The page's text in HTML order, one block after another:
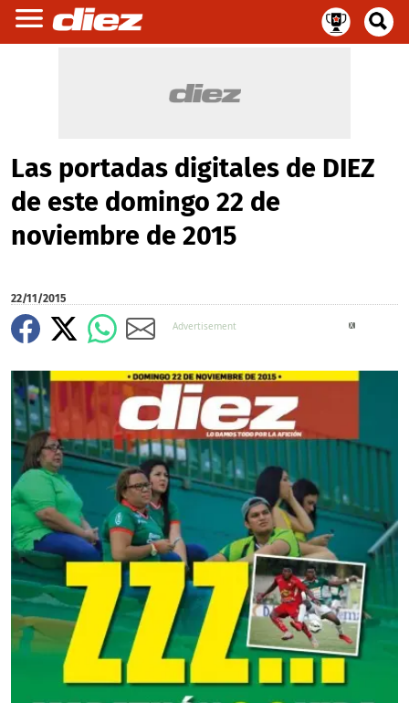
Las portadas digitales de DIEZ
de este domingo 22 de
noviembre de 2015
22/11/2015
X